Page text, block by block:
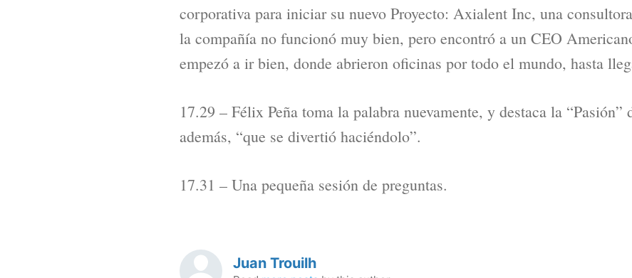
corporativa para iniciar su nuevo Proyecto: Axialent Inc, una
la compañía no funcionó muy bien, pero encontró a un CEO
empezó a ir bien, donde abrieron oficinas por todo el mundo, hasta
17.29 – Félix Peña toma la palabra nuevamente, y destaca la
además, “que se divertió haciéndolo”.
17.31 – Una pequeña sesión de preguntas.
Juan Trouilh